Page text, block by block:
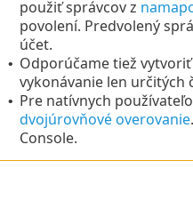
použiť správcov z
povolení. Predvolený
účet.
• Odporúčame tiež
vykonávanie len určitých
• Pre natívnych
dvojúrovňové overovanie
Console.